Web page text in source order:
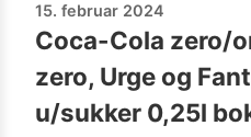
15. februar 2024
Coca-Cola zero/
zero, Urge og
u/sukker 0,25l